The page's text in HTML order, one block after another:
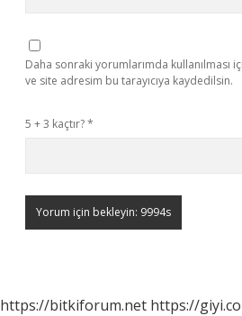
Daha sonraki yorumlarımda kullanılması
ve site adresim bu tarayıcıya kaydedilsin.
5 + 3 kaçtır?*
https://bitkiforum.net https://